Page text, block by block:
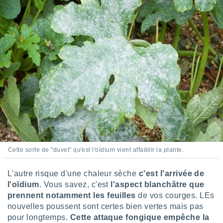
le
ou
vous
de la
non
des
le
le
Cette sorte de "duvet" qu'est l'oïdium vient affaiblir la plante.
L'autre risque d'une chaleur sèche c'est l'arrivée de
l'oïdium. Vous savez, c'est l'aspect blanchâtre que
prennent notamment les feuilles de vos courges. LEs
nouvelles poussent sont certes bien vertes mais pas
pour longtemps. Cette attaque fongique empêche la